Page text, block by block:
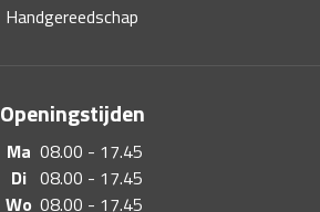
Handgereedschap
Openingstijden
Ma 08.00 - 17.45
Di 08.00 - 17.45
Wo 08.00 - 17.45